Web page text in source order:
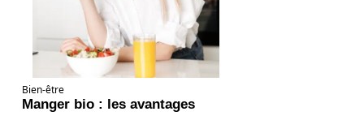
Bien-être
Manger bio : les avantages